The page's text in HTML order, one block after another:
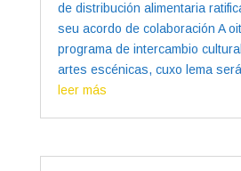
de distribución alimentaria
seu acordo de colaboración A
programa de intercambio
artes escénicas, cuxo lema
leer más